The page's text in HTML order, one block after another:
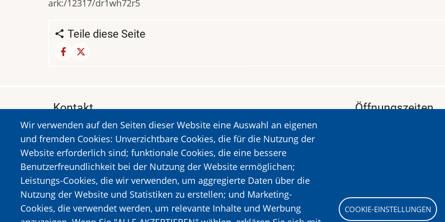
ark:/12317/dr1wh72r5
Teile diese Seite
Wir verwenden auf den Seiten dieser Website eine Auswahl an eigenen
und fremden Cookies: Unverzichtbare Cookies, die für die Nutzung der
Website erforderlich sind; funktionale Cookies, die eine bessere
Benutzerfreundlichkeit bei der Nutzung der Website ermöglichen;
Leistungs-Cookies, die wir verwenden, um aggregierte Daten über die
Nutzung der Website und Statistiken zu erstellen; und Marketing-
Cookies, die verwendet werden, um relevante Inhalte und Werbung
COOKIE-EINSTELLUNGEN
Kontakt
MUSEUM DES HOLOCAUSTS DER STADT KALAVRYTA
A. Sigros 1-5, Kalavrita, PLZ 25001
Tel:+302692023646,+302692360220
https://www.dmko.gr || info@dmko.gr
Öffnungszeiten
Bild Bild Bild